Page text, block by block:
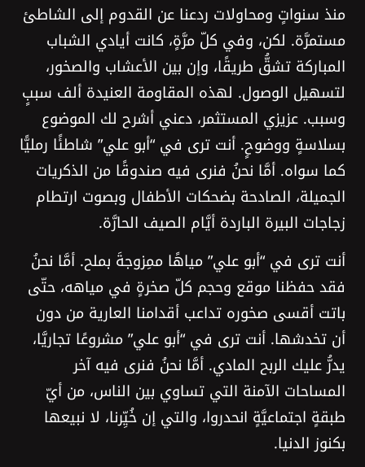
منذ سنواتٍ ومحاولات ردعنا عن القدوم إلى الشاطئ
مستمرَّة. لكن، وفي كلّ مرَّةٍ، كانت أيادي الشباب
المباركة تشقُّ طريقًا، وإن بين الأعشاب والصخور،
لتسهيل الوصول. لهذه المقاومة العنيدة ألف سببٍ
وسبب. عزيزي المستثمر، دعني أشرح لك الموضوع
بسلاسةٍ ووضوحٍ. أنت ترى في “أبو علي” شاطئًا رمليًّا
كما سواه. أمَّا نحنُ فنرى فيه صندوقًا من الذكريات
الجميلة، الصادحة بضحكات الأطفال وبصوت ارتطام
زجاجات البيرة الباردة أيَّام الصيف الحارَّة.
أنت ترى في “أبو علي” مياهًا ممِزوجةَ بملح. أمَّا نحنُ
فقد حفظنا موقع وحجم كلّ صخرةٍ في مياهه، حتّى
باتت أقسى صخوره تداعب أقدامنا العارية من دون
أن تخدشها. أنت ترى في “أبو علي” مشروعًا تجاريَّا،
يدرُّ عليك الربح المادي. أمَّا نحنُ فنرى فيه آخر
المساحات الآمنة التي تساوي بين الناس، من أيّ
طبقةٍ اجتماعيَّةٍ انحدروا، والتي إن خُيِّرنا، لا نبيعها
بكنوز الدنيا.